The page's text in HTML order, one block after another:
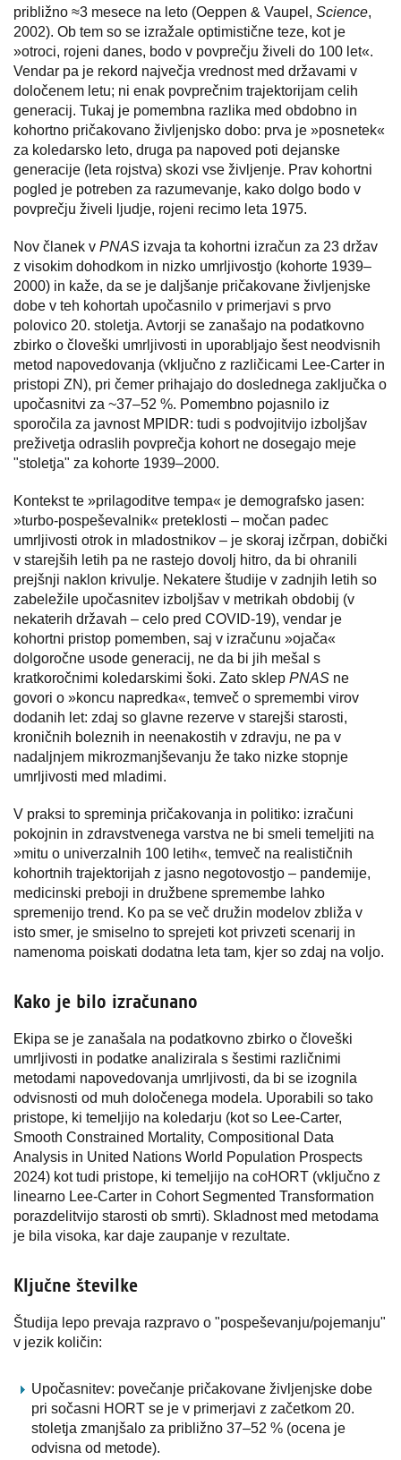
približno ≈3 mesece na leto (Oeppen & Vaupel, Science,
2002). Ob tem so se izražale optimistične teze, kot je
»otroci, rojeni danes, bodo v povprečju živeli do 100 let«.
Vendar pa je rekord največja vrednost med državami v
določenem letu; ni enak povprečnim trajektorijam celih
generacij. Tukaj je pomembna razlika med obdobno in
kohortno pričakovano življenjsko dobo: prva je »posnetek«
za koledarsko leto, druga pa napoved poti dejanske
generacije (leta rojstva) skozi vse življenje. Prav kohortni
pogled je potreben za razumevanje, kako dolgo bodo v
povprečju živeli ljudje, rojeni recimo leta 1975.
Nov članek v PNAS izvaja ta kohortni izračun za 23 držav
z visokim dohodkom in nizko umrljivostjo (kohorte 1939–
2000) in kaže, da se je daljšanje pričakovane življenjske
dobe v teh kohortah upočasnilo v primerjavi s prvo
polovico 20. stoletja. Avtorji se zanašajo na podatkovno
zbirko o človeški umrljivosti in uporabljajo šest neodvisnih
metod napovedovanja (vključno z različicami Lee-Carter in
pristopi ZN), pri čemer prihajajo do doslednega zaključka o
upočasnitvi za ~37–52 %. Pomembno pojasnilo iz
sporočila za javnost MPIDR: tudi s podvojitvijo izboljšav
preživetja odraslih povprečja kohort ne dosegajo meje
"stoletja" za kohorte 1939–2000.
Kontekst te »prilagoditve tempa« je demografsko jasen:
»turbo-pospeševalnik« preteklosti – močan padec
umrljivosti otrok in mladostnikov – je skoraj izčrpan, dobički
v starejših letih pa ne rastejo dovolj hitro, da bi ohranili
prejšnji naklon krivulje. Nekatere študije v zadnjih letih so
zabeležile upočasnitev izboljšav v metrikah obdobij (v
nekaterih državah – celo pred COVID-19), vendar je
kohortni pristop pomemben, saj v izračunu »ojača«
dolgoročne usode generacij, ne da bi jih mešal s
kratkoročnimi koledarskimi šoki. Zato sklep PNAS ne
govori o »koncu napredka«, temveč o spremembi virov
dodanih let: zdaj so glavne rezerve v starejši starosti,
kroničnih boleznih in neenakostih v zdravju, ne pa v
nadaljnjem mikrozmanjševanju že tako nizke stopnje
umrljivosti med mladimi.
V praksi to spreminja pričakovanja in politiko: izračuni
pokojnin in zdravstvenega varstva ne bi smeli temeljiti na
»mitu o univerzalnih 100 letih«, temveč na realističnih
kohortnih trajektorijah z jasno negotovostjo – pandemije,
medicinski preboji in družbene spremembe lahko
spremenijo trend. Ko pa se več družin modelov zbliža v
isto smer, je smiselno to sprejeti kot privzeti scenarij in
namenoma poiskati dodatna leta tam, kjer so zdaj na voljo.
Kako je bilo izračunano
Ekipa se je zanašala na podatkovno zbirko o človeški
umrljivosti in podatke analizirala s šestimi različnimi
metodami napovedovanja umrljivosti, da bi se izognila
odvisnosti od muh določenega modela. Uporabili so tako
pristope, ki temeljijo na koledarju (kot so Lee-Carter,
Smooth Constrained Mortality, Compositional Data
Analysis in United Nations World Population Prospects
2024) kot tudi pristope, ki temeljijo na coHORT (vključno z
linearno Lee-Carter in Cohort Segmented Transformation
porazdelitvijo starosti ob smrti). Skladnost med metodama
je bila visoka, kar daje zaupanje v rezultate.
Ključne številke
Študija lepo prevaja razpravo o "pospeševanju/pojemanju"
v jezik količin:
Upočasnitev: povečanje pričakovane življenjske dobe
pri sočasni HORT se je v primerjavi z začetkom 20.
stoletja zmanjšalo za približno 37–52 % (ocena je
odvisna od metode).